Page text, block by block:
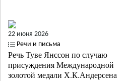
22 июня 2026
Речи и письма
Речь Туве Янссон по случаю
присуждения Международной
золотой медали Х.К.Андерсена